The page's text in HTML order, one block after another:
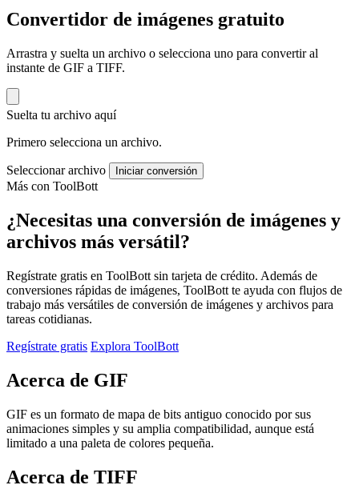
Convertidor de imágenes gratuito
Arrastra y suelta un archivo o selecciona uno para convertir al
instante de GIF a TIFF.
Suelta tu archivo aquí
Primero selecciona un archivo.
Seleccionar archivo Iniciar conversión
Más con ToolBott
¿Necesitas una conversión de imágenes y
archivos más versátil?
Regístrate gratis en ToolBott sin tarjeta de crédito. Además de
conversiones rápidas de imágenes, ToolBott te ayuda con flujos de
trabajo más versátiles de conversión de imágenes y archivos para
tareas cotidianas.
Regístrate gratis Explora ToolBott
Acerca de GIF
GIF es un formato de mapa de bits antiguo conocido por sus
animaciones simples y su amplia compatibilidad, aunque está
limitado a una paleta de colores pequeña.
Acerca de TIFF